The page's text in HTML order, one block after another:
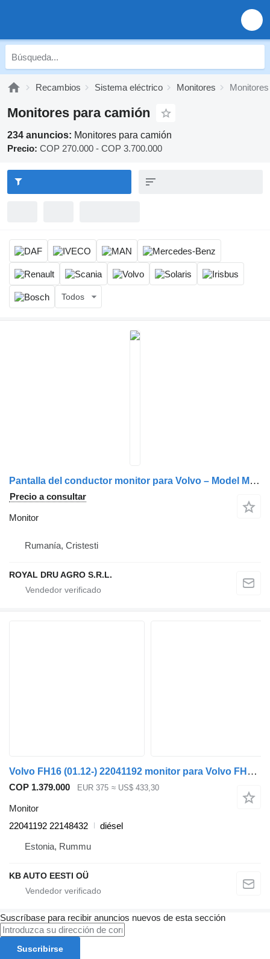
Recambios Sistema eléctrico Monitores
Monitores para camión
234 anuncios: Monitores para camión
Precio: COP 270.000 - COP 3.700.000
Todos
Pantalla del conductor monitor para Volvo – Model M079A1050283 camión
Precio a consultar
Monitor
Rumanía, Cristesti
ROYAL DRU AGRO S.R.L.
Volvo FH16 (01.12-) 22041192 monitor para Volvo FH12, FH16, NH12, FH, VNL780 (1993-2014) camión
COP 1.379.000 EUR 375 ≈ US$ 433,30
Monitor
22041192 22148432
diésel
Estonia, Rummu
KB AUTO EESTI OÜ
Suscríbase para recibir anuncios nuevos de esta sección
Suscribirse